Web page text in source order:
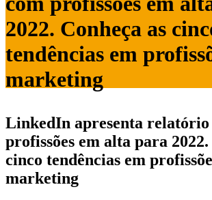
2022. Conheça as
tendências em
marketing
LinkedIn apresenta relatório
profissões em alta para 2022.
cinco tendências em
marketing